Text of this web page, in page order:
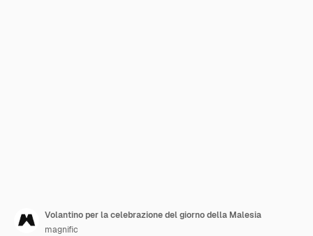
Volantino per la celebrazione del giorno della Malesia
magnific